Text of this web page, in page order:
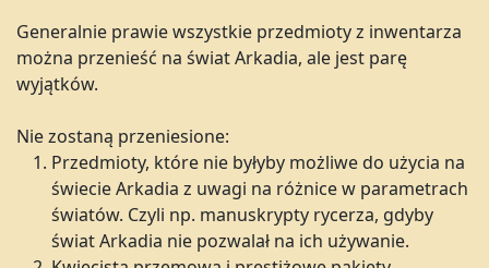
Generalnie prawie wszystkie przedmioty z inwentarza
można przenieść na świat Arkadia, ale jest parę
wyjątków.
Nie zostaną przeniesione:
Przedmioty, które nie byłyby możliwe do użycia na
świecie Arkadia z uwagi na różnice w parametrach
światów. Czyli np. manuskrypty rycerza, gdyby
świat Arkadia nie pozwalał na ich używanie.